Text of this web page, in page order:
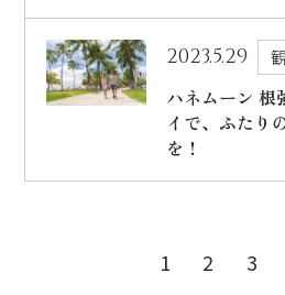
2023.5.29
ハネムーン 根
イで、ふたり
を！
1 2 3